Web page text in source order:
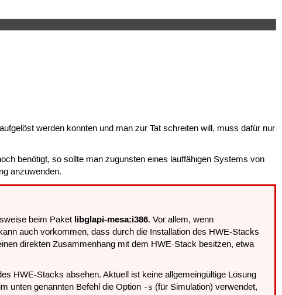
werden konnten und man zur Tat schreiten will, muss dafür nur
benötigt, so sollte man zugunsten eines lauffähigen Systems von
anzuwenden.
beim Paket libglapi-mesa:i386. Vor allem, wenn
auch vorkommen, dass durch die Installation des HWE-Stacks
direkten Zusammenhang mit dem HWE-Stack besitzen, etwa
HWE-Stacks absehen. Aktuell ist keine allgemeingültige Lösung
unten genannten Befehl die Option -s (für Simulation) verwendet,